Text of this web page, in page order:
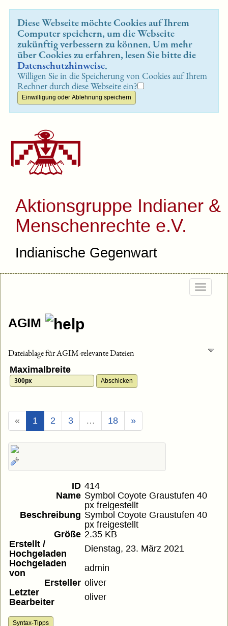
Diese Webseite möchte Cookies auf Ihrem
Computer speichern, um die Webseite
zukünftig verbessern zu können. Um mehr
über Cookies zu erfahren, lesen Sie bitte die
Datenschutzhinweise.
Willigen Sie in die Speicherung von Cookies auf Ihrem
Rechner durch diese Webseite ein?
Aktionsgruppe Indianer &
Menschenrechte e.V.
Indianische Gegenwart
AGIM
Dateiablage für AGIM-relevante Dateien
Maximalbreite
« 1 (Aktuell)
2 3 … 18 »
ID 414
Name Symbol Coyote Graustufen 40
px freigestellt
Beschreibung Symbol Coyote Graustufen 40
px freigestellt
Größe 2.35 KB
Erstellt /
Hochgeladen
Dienstag, 23. März 2021
Hochgeladen
von
admin
Ersteller oliver
Letzter
Bearbeiter
oliver
Syntax-Tipps